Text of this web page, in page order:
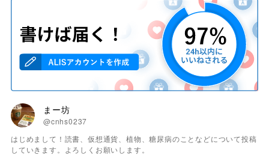
まー坊
@cnhs0237
はじめまして！読書、仮想通貨、植物、糖尿病のことなどについて投稿
していきます。よろしくお願いします。